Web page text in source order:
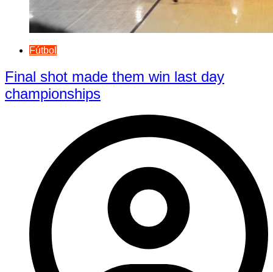
Fútbol
Final shot made them win last day
championships